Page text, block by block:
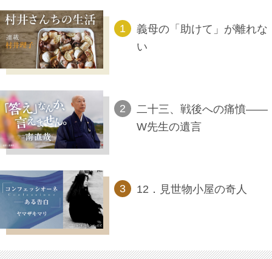
義母の「助けて」が離れな
い
二十三、戦後への痛憤――
W先生の遺言
12．見世物小屋の奇人